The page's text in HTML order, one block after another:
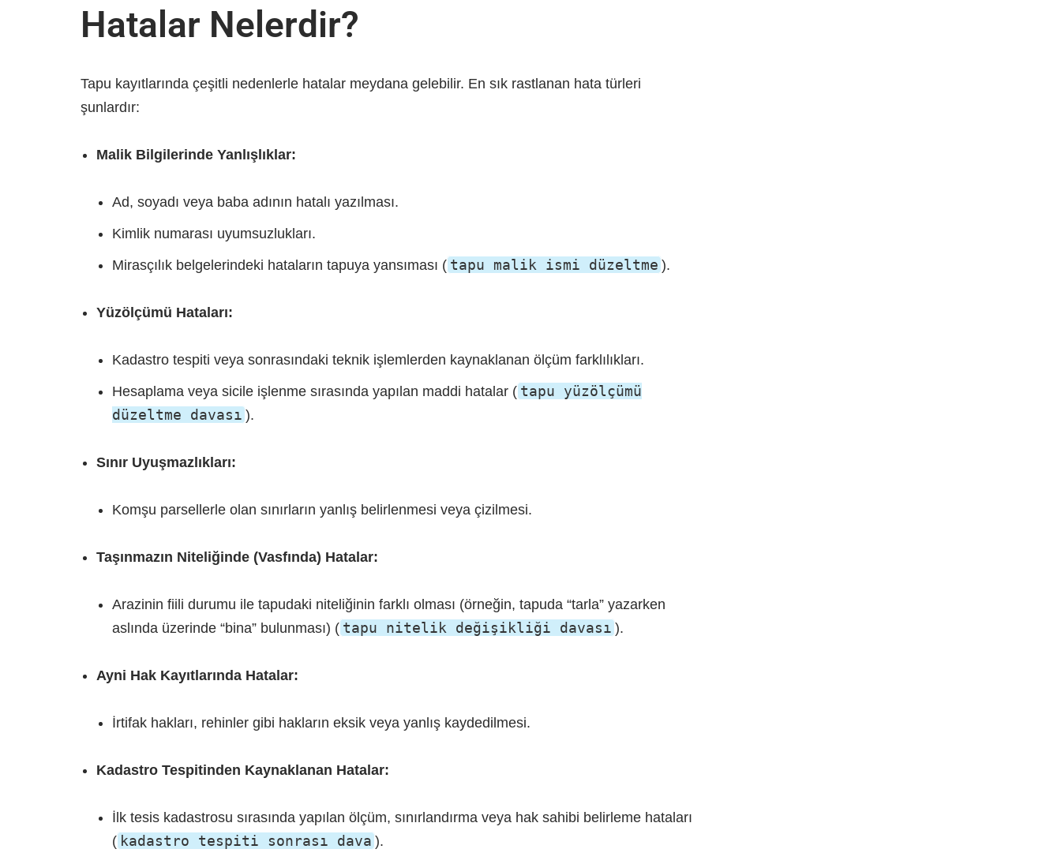
Hatalar Nelerdir?
Tapu kayıtlarında çeşitli nedenlerle hatalar meydana gelebilir. En sık rastlanan hata türleri
şunlardır:
Malik Bilgilerinde Yanlışlıklar:
Ad, soyadı veya baba adının hatalı yazılması.
Kimlik numarası uyumsuzlukları.
Mirasçılık belgelerindeki hataların tapuya yansıması ( tapu malik ismi düzeltme ).
Yüzölçümü Hataları:
Kadastro tespiti veya sonrasındaki teknik işlemlerden kaynaklanan ölçüm farklılıkları.
Hesaplama veya sicile işlenme sırasında yapılan maddi hatalar ( tapu yüzölçümü
düzeltme davası ).
Sınır Uyuşmazlıkları:
Komşu parsellerle olan sınırların yanlış belirlenmesi veya çizilmesi.
Taşınmazın Niteliğinde (Vasfında) Hatalar:
Arazinin fiili durumu ile tapudaki niteliğinin farklı olması (örneğin, tapuda “tarla” yazarken
aslında üzerinde “bina” bulunması) ( tapu nitelik değişikliği davası ).
Ayni Hak Kayıtlarında Hatalar:
İrtifak hakları, rehinler gibi hakların eksik veya yanlış kaydedilmesi.
Kadastro Tespitinden Kaynaklanan Hatalar:
İlk tesis kadastrosu sırasında yapılan ölçüm, sınırlandırma veya hak sahibi belirleme hataları
( kadastro tespiti sonrası dava ).